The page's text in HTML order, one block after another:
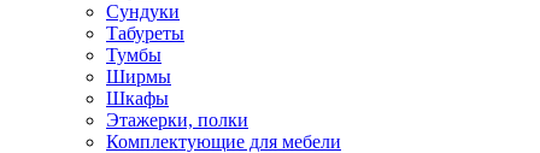
Сундуки
Табуреты
Тумбы
Ширмы
Шкафы
Этажерки, полки
Комплектующие для мебели